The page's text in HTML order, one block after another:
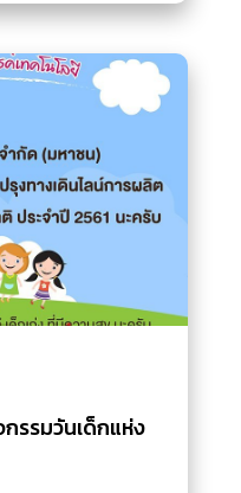
รรมวันเด็กแห่ง